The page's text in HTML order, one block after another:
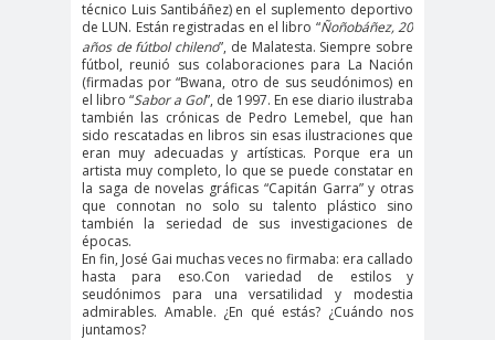
Nueva
Acuerdo por la Paz y Nueva
Constitución
ADN
adultos
mayores
Afganistá
n
AFUCA
P
agresió
n
agresión
periodistas
agresion
es
agresiones a la
prensa
Alberto Gato
Gamboa
técnico Luis Santibáñez) en el suplemento deportivo
de LUN. Están registradas en el libro “Ñoñobáñez, 20
años de fútbol chileno”, de Malatesta. Siempre sobre
fútbol, reunió sus colaboraciones para La Nación
(firmadas por “Bwana, otro de sus seudónimos) en
el libro “Sabor a Gol”, de 1997. En ese diario ilustraba
también las crónicas de Pedro Lemebel, que han
sido rescatadas en libros sin esas ilustraciones que
eran muy adecuadas y artísticas. Porque era un
artista muy completo, lo que se puede constatar en
la saga de novelas gráficas “Capitán Garra” y otras
que connotan no solo su talento plástico sino
también la seriedad de sus investigaciones de
épocas.
En fin, José Gai muchas veces no firmaba: era callado
hasta para eso.Con variedad de estilos y
seudónimos para una versatilidad y modestia
admirables. Amable. ¿En qué estás? ¿Cuándo nos
juntamos?